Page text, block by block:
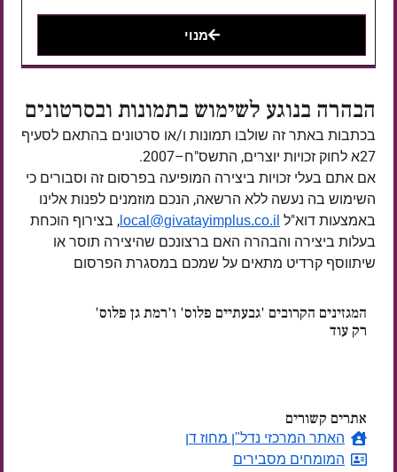
מנוי
הבהרה בנוגע לשימוש בתמונות ובסרטונים
בכתבות באתר זה שולבו תמונות ו/או סרטונים בהתאם לסעיף
27א לחוק זכויות יוצרים, התשס"ח–2007.
אם אתם בעלי זכויות ביצירה המופיעה בפרסום זה וסבורים כי
השימוש בה נעשה ללא הרשאה, הנכם מוזמנים לפנות אלינו
באמצעות דוא"ל local@givatayimplus.co.il , בצירוף הוכחת
בעלות ביצירה והבהרה האם ברצונכם שהיצירה תוסר או
שיתווסף קרדיט מתאים על שמכם במסגרת הפרסום
המגזינים הקרובים 'גבעתיים פלוס' ו'רמת גן פלוס'
רק עוד
אתרים קשורים
האתר המרכזי נדל"ן מחוז דן
המומחים מסבירים